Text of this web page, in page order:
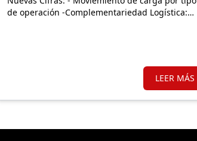
de operación -Complementariedad Logística:
LEER MÁS